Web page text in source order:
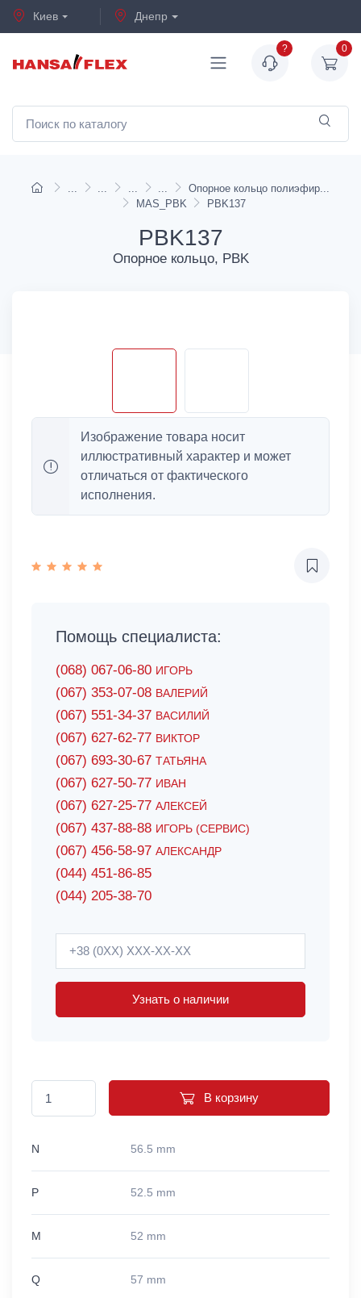
Киев Днепр
? 0
Опорное кольцо полиэфир
MAS_PBK
PBK137
PBK137
Опорное кольцо, PBK
Изображение товара носит
иллюстративный характер и может
отличаться от фактического
исполнения.
Помощь специалиста:
(068) 067-06-80 ИГОРЬ
(067) 353-07-08 ВАЛЕРИЙ
(067) 551-34-37 ВАСИЛИЙ
(067) 627-62-77 ВИКТОР
(067) 693-30-67 ТАТЬЯНА
(067) 627-50-77 ИВАН
(067) 627-25-77 АЛЕКСЕЙ
(067) 437-88-88 ИГОРЬ (СЕРВИС)
(067) 456-58-97 АЛЕКСАНДР
(044) 451-86-85
(044) 205-38-70
Узнать о наличии
В корзину
N 56.5 mm
P 52.5 mm
M 52 mm
Q 57 mm